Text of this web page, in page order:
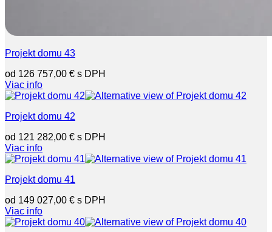
Projekt domu 43
126 757,00 €
Viac info
Projekt domu 42
121 282,00 €
Viac info
Projekt domu 41
149 027,00 €
Viac info